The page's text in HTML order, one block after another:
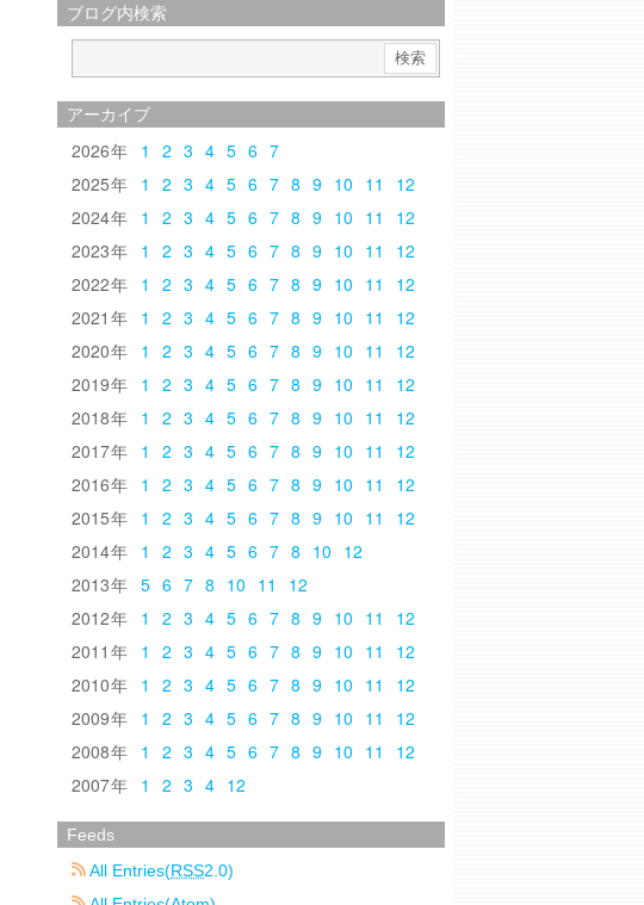
ブログ内検索
アーカイブ
2026 1 2 3 4 5 6 7
2025
1 2 3 4 5 6 7 8 9 10 11
12
2024
1 2 3 4 5 6 7 8 9 10 11
12
2023
1 2 3 4 5 6 7 8 9 10 11
12
2022
1 2 3 4 5 6 7 8 9 10 11
12
2021
1 2 3 4 5 6 7 8 9 10 11
12
2020
1 2 3 4 5 6 7 8 9 10 11
12
2019
1 2 3 4 5 6 7 8 9 10 11
12
2018
1 2 3 4 5 6 7 8 9 10 11
12
2017
1 2 3 4 5 6 7 8 9 10 11
12
2016
1 2 3 4 5 6 7 8 9 10 11
12
2015
1 2 3 4 5 6 7 8 9 10 11
12
2014
1 2 3 4 5 6 7 8 10 12
2013
5 6 7 8 10 11
12
2012
1 2 3 4 5 6 7 8 9 10 11
12
2011
1 2 3 4 5 6 7 8 9 10 11
12
2010
1 2 3 4 5 6 7 8 9 10 11
12
2009
1 2 3 4 5 6 7 8 9 10 11
12
2008
1 2 3 4 5 6 7 8 9 10 11
12
2007
1 2 3 4 12
Feeds
All Entries(RSS2.0)